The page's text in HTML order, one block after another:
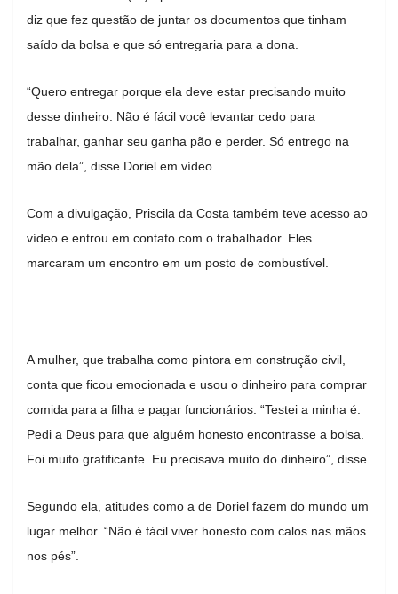
diz que fez questão de juntar os documentos que tinham
saído da bolsa e que só entregaria para a dona.
“Quero entregar porque ela deve estar precisando muito
desse dinheiro. Não é fácil você levantar cedo para
trabalhar, ganhar seu ganha pão e perder. Só entrego na
mão dela”, disse Doriel em vídeo.
Com a divulgação, Priscila da Costa também teve acesso ao
vídeo e entrou em contato com o trabalhador. Eles
marcaram um encontro em um posto de combustível.
A mulher, que trabalha como pintora em construção civil,
conta que ficou emocionada e usou o dinheiro para comprar
comida para a filha e pagar funcionários. “Testei a minha é.
Pedi a Deus para que alguém honesto encontrasse a bolsa.
Foi muito gratificante. Eu precisava muito do dinheiro”, disse.
Segundo ela, atitudes como a de Doriel fazem do mundo um
lugar melhor. “Não é fácil viver honesto com calos nas mãos
nos pés”.